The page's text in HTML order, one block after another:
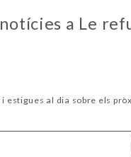
a Le
estigues al dia sobre els